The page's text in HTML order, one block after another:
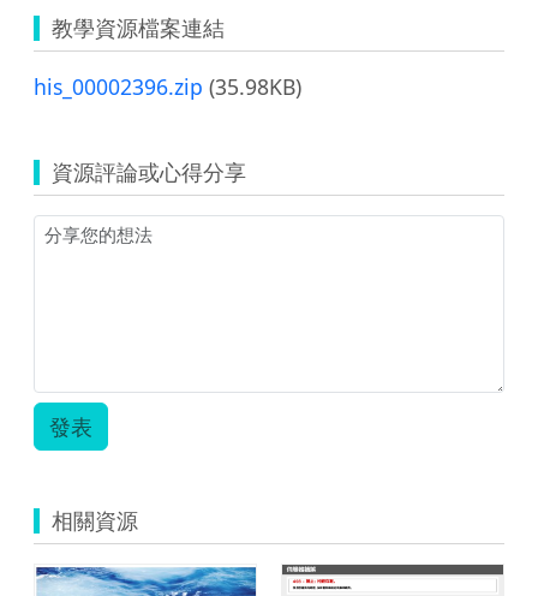
教學資源檔案連結
his_00002396.zip (35.98KB)
資源評論或心得分享
發表
相關資源